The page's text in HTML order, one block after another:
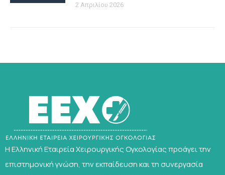
2 Απριλίου 2026
Η Ελληνική Εταιρεία Χειρουργικής Ογκολογίας προάγει την
επιστημονική γνώση, την εκπαίδευση και τη συνεργασία